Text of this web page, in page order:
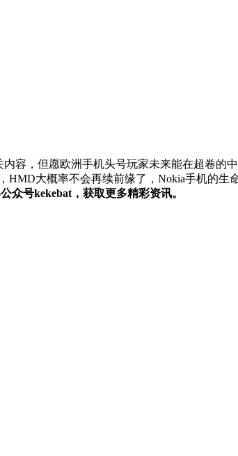
，但愿欧洲手机头号玩家未来能在超卷的
大概率不会再续前缘了，Nokia手机的生
众号kekebat，获取更多精彩资讯。